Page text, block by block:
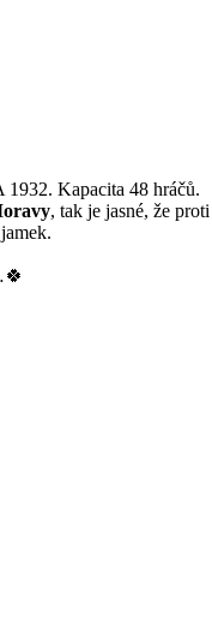
Kapacita 48 hráčů.
, tak je jasné, že